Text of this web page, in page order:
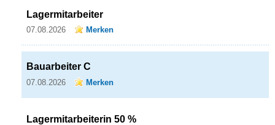
Lagermitarbeiter
07.08.2026 Merken
Bauarbeiter C
07.08.2026 Merken
Lagermitarbeiterin 50 %